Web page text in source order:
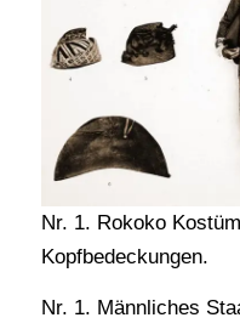
Nr. 1. Rokoko
Kopfbedeckungen.
Nr. 1. Männliches